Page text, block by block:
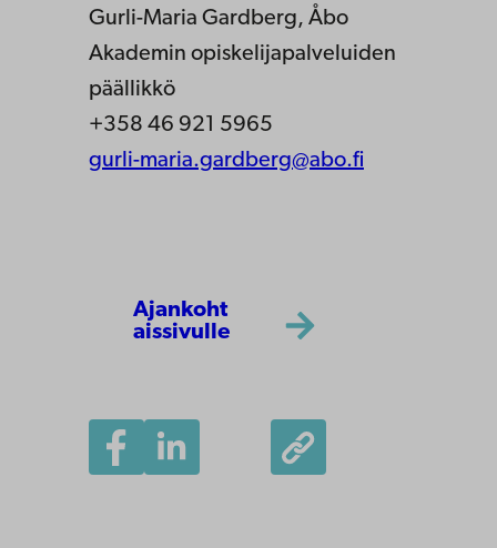
Gurli-Maria Gardberg, Åbo
Akademin opiskelijapalveluiden
päällikkö
+358 46 921 5965
gurli-maria.gardberg@abo.fi
Ajankoht
aissivulle